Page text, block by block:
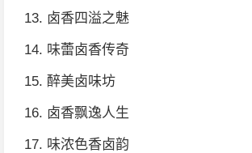
13. 卤香四溢之魅
14. 味蕾卤香传奇
15. 醉美卤味坊
16. 卤香飘逸人生
17. 味浓色香卤韵